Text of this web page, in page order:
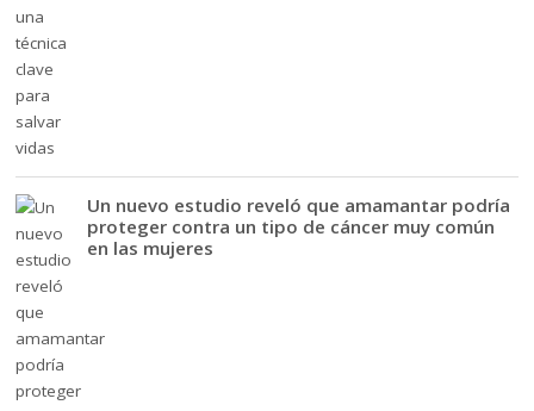
Un nuevo estudio reveló que amamantar podría
proteger contra un tipo de cáncer muy común
en las mujeres